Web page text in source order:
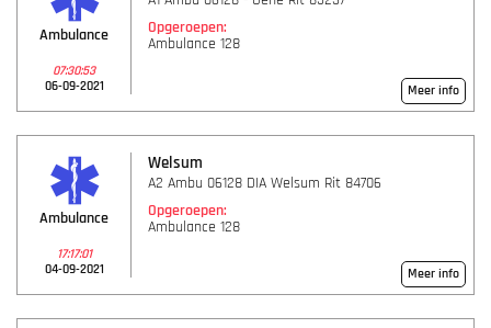
Ambulance
07:30:53
06-09-2021
Opgeroepen:
Ambulance 128
Meer info
Ambulance
17:17:01
04-09-2021
Welsum
A2 Ambu 06128 DIA Welsum Rit 84706
Opgeroepen:
Ambulance 128
Meer info